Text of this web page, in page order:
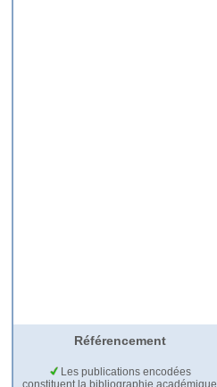
Référencement
Les publications encodées